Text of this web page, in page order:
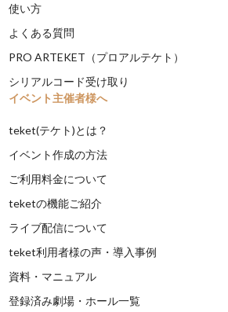
使い方
よくある質問
PRO ARTEKET（プロアルテケト）
シリアルコード受け取り
イベント主催者様へ
teket(テケト)とは？
イベント作成の方法
ご利用料金について
teketの機能ご紹介
ライブ配信について
teket利用者様の声・導入事例
資料・マニュアル
登録済み劇場・ホール一覧